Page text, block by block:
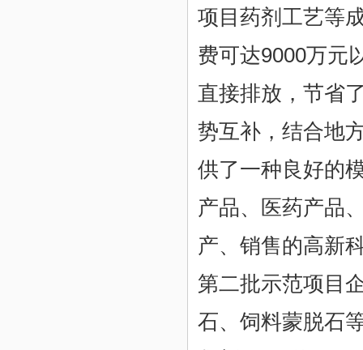
项目药剂工艺等
费可达9000万元
直接排放，节省
势互补，结合地
供了一种良好的
产品、医药产品
产、销售的高新
第二批示范项目
石、饲料蒙脱石